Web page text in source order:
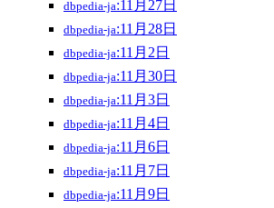
dbpedia-ja:11月27日
dbpedia-ja:11月28日
dbpedia-ja:11月2日
dbpedia-ja:11月30日
dbpedia-ja:11月3日
dbpedia-ja:11月4日
dbpedia-ja:11月6日
dbpedia-ja:11月7日
dbpedia-ja:11月9日